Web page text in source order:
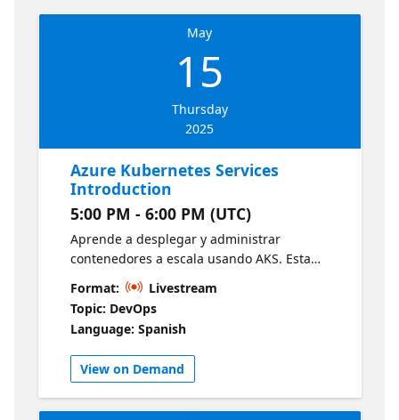
May
15
Thursday
2025
Azure Kubernetes Services
Introduction
5:00 PM - 6:00 PM (UTC)
Aprende a desplegar y administrar
contenedores a escala usando AKS. Esta
sesión cubre los fundamentos de
Kubernetes, configuración de clústeres y
buenas prácticas para ejecutar cargas de
trabajo modernas en producción. Azure
Kubernetes Service (AKS)
Format:
Livestream
Topic: DevOps
Language: Spanish
View on Demand